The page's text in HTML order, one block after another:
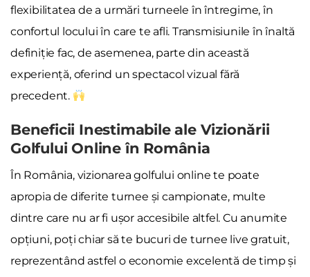
flexibilitatea de a urmări turneele în întregime, în
confortul locului în care te afli. Transmisiunile în înaltă
definiție fac, de asemenea, parte din această
experiență, oferind un spectacol vizual fără
precedent.
Beneficii Inestimabile ale Vizionării
Golfului Online în România
În România, vizionarea golfului online te poate
apropia de diferite turnee și campionate, multe
dintre care nu ar fi ușor accesibile altfel. Cu anumite
opțiuni, poți chiar să te bucuri de turnee live gratuit,
reprezentând astfel o economie excelentă de timp și